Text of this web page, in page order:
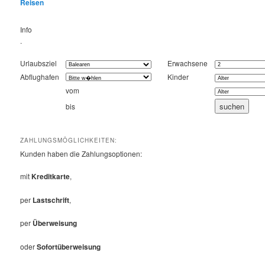
Reisen
Info
.
Urlaubsziel
Erwachsene
Abflughafen
Kinder
vom
bis
ZAHLUNGSMÖGLICHKEITEN:
Kunden haben die Zahlungsoptionen:
mitKreditkarte,
per Lastschrift,
per Überweisung
oderSofortüberweisung